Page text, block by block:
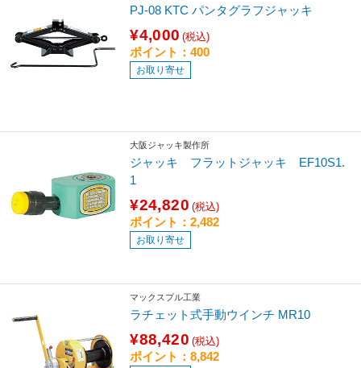
PJ-08 KTC パンタグラフジャッキ
¥4,000 (税込)
ポイント：400
お取り寄せ
大阪ジャッキ製作所
ジャッキ フラットジャッキ EF10S1.
1
¥24,820 (税込)
ポイント：2,482
お取り寄せ
マックスプル工業
ラチェット式手動ウインチ MR10
¥88,420 (税込)
ポイント：8,842